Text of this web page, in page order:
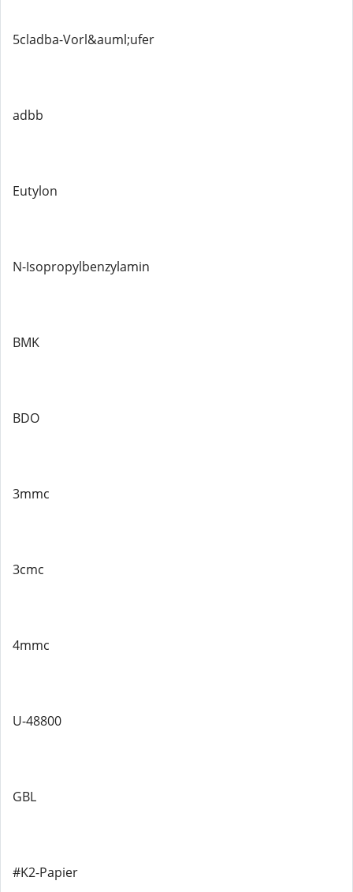
5cladba-Vorl&auml;ufer
adbb
Eutylon
N-Isopropylbenzylamin
BMK
BDO
3mmc
3cmc
4mmc
U-48800
GBL
#K2-Papier